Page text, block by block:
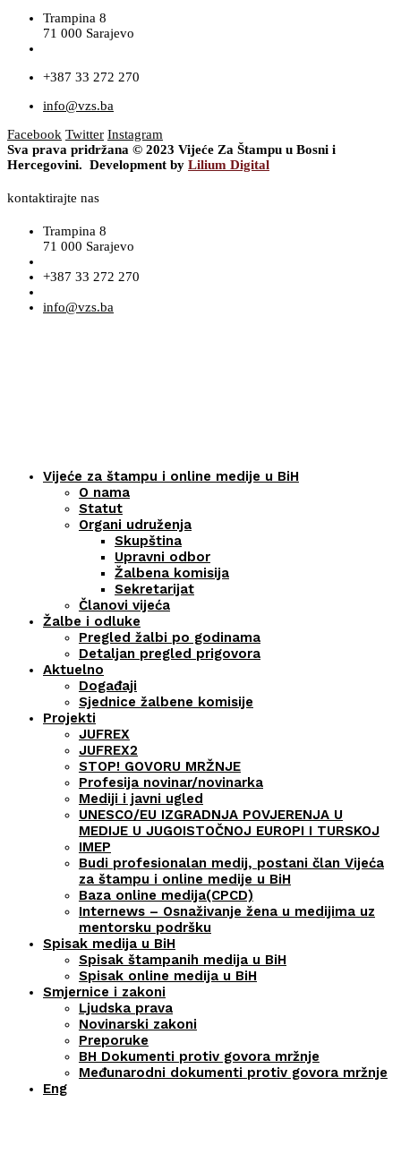
Trampina 8
71 000 Sarajevo
+387 33 272 270
info@vzs.ba
Facebook Twitter Instagram
Sva prava pridržana © 2023 Vijeće Za Štampu u Bosni i
Hercegovini. Development by Lilium Digital
kontaktirajte nas
Trampina 8
71 000 Sarajevo
+387 33 272 270
info@vzs.ba
Vijeće za štampu i online medije u BiH
O nama
Statut
Organi udruženja
Skupština
Upravni odbor
Žalbena komisija
Sekretarijat
Članovi vijeća
Žalbe i odluke
Pregled žalbi po godinama
Detaljan pregled prigovora
Aktuelno
Događaji
Sjednice žalbene komisije
Projekti
JUFREX
JUFREX2
STOP! GOVORU MRŽNJE
Profesija novinar/novinarka
Mediji i javni ugled
UNESCO/EU IZGRADNJA POVJERENJA U
MEDIJE U JUGOISTOČNOJ EUROPI I TURSKOJ
IMEP
Budi profesionalan medij, postani član Vijeća
za štampu i online medije u BiH
Baza online medija(CPCD)
Internews – Osnaživanje žena u medijima uz
mentorsku podršku
Spisak medija u BiH
Spisak štampanih medija u BiH
Spisak online medija u BiH
Smjernice i zakoni
Ljudska prava
Novinarski zakoni
Preporuke
BH Dokumenti protiv govora mržnje
Međunarodni dokumenti protiv govora mržnje
Eng